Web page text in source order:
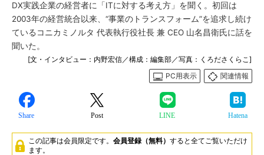
DX実践企業の経営者に「ITに対する考え方」を聞く。初回は
2003年の経営統合以来、“事業のトランスフォーム”を追求し続け
ているコニカミノルタ 代表執行役社長 兼 CEO 山名昌衛氏に話を
聞いた。
[文・インタビュー：内野宏信／構成：編集部／写真：くろださくらこ]
PC用表示
関連情報
Share Post LINE Hatena
この記事は会員限定です。 会員登録（無料） すると全てご覧いただけ
ます。